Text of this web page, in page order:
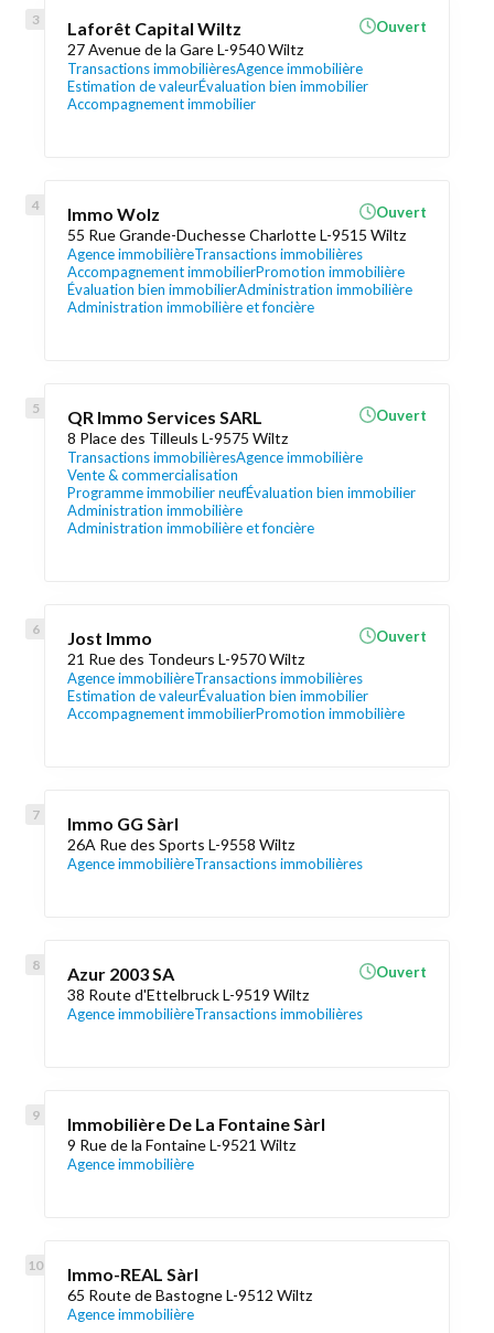
Laforêt Capital Wiltz
27 Avenue de la Gare L-9540 Wiltz
Transactions immobilièresAgence immobilière
Estimation de valeurÉvaluation bien immobilier
Accompagnement immobilier
Ouvert
Immo Wolz
55 Rue Grande-Duchesse Charlotte L-9515 Wiltz
Agence immobilièreTransactions immobilières
Accompagnement immobilierPromotion immobilière
Évaluation bien immobilierAdministration immobilière
Administration immobilière et foncière
Ouvert
QR Immo Services SARL
8 Place des Tilleuls L-9575 Wiltz
Transactions immobilièresAgence immobilière
Vente & commercialisation
Programme immobilier neufÉvaluation bien immobilier
Administration immobilière
Administration immobilière et foncière
Ouvert
Jost Immo
21 Rue des Tondeurs L-9570 Wiltz
Agence immobilièreTransactions immobilières
Estimation de valeurÉvaluation bien immobilier
Accompagnement immobilierPromotion immobilière
Ouvert
Immo GG Sàrl
26A Rue des Sports L-9558 Wiltz
Agence immobilièreTransactions immobilières
Azur 2003 SA
38 Route d'Ettelbruck L-9519 Wiltz
Agence immobilièreTransactions immobilières
Ouvert
Immobilière De La Fontaine Sàrl
9 Rue de la Fontaine L-9521 Wiltz
Agence immobilière
Immo-REAL Sàrl
65 Route de Bastogne L-9512 Wiltz
Agence immobilière